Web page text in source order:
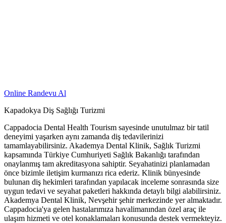
Online Randevu Al
Kapadokya Diş Sağlığı Turizmi
Cappadocia Dental Health Tourism sayesinde unutulmaz bir tatil
deneyimi yaşarken aynı zamanda diş tedavilerinizi
tamamlayabilirsiniz. Akademya Dental Klinik, Sağlık Turizmi
kapsamında Türkiye Cumhuriyeti Sağlık Bakanlığı tarafından
onaylanmış tam akreditasyona sahiptir. Seyahatinizi planlamadan
önce bizimle iletişim kurmanızı rica ederiz. Klinik bünyesinde
bulunan diş hekimleri tarafından yapılacak inceleme sonrasında size
uygun tedavi ve seyahat paketleri hakkında detaylı bilgi alabilirsiniz.
Akademya Dental Klinik, Nevşehir şehir merkezinde yer almaktadır.
Cappadocia'ya gelen hastalarımıza havalimanından özel araç ile
ulaşım hizmeti ve otel konaklamaları konusunda destek vermekteyiz.